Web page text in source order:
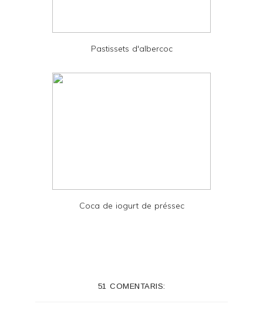
Pastissets d'albercoc
Coca de iogurt de préssec
51 COMENTARIS: